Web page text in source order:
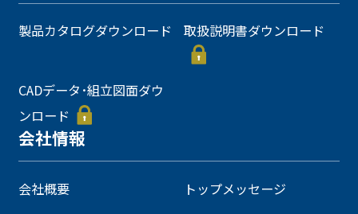
製品カタログダウンロード 取扱説明書ダウンロード
CADデータ･組立図面ダウ
ンロード
会社情報
会社概要
トップメッセージ